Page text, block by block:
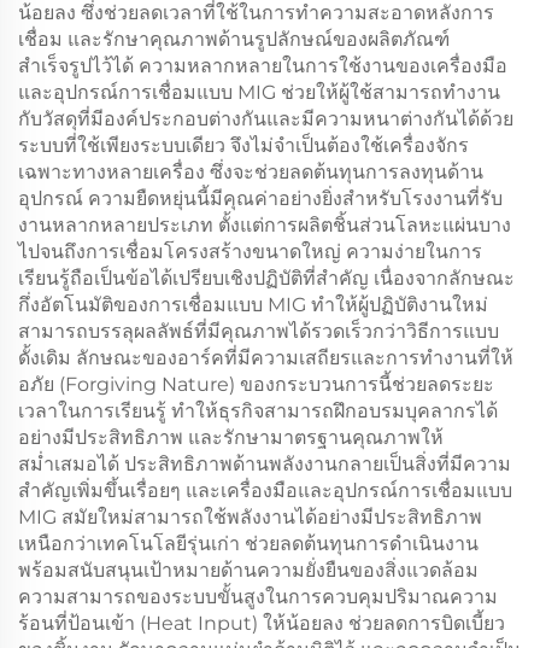
น้อยลง ซึ่งช่วยลดเวลาที่ใช้ในการทำความสะอาดหลังการ
เชื่อม และรักษาคุณภาพด้านรูปลักษณ์ของผลิตภัณฑ์
สำเร็จรูปไว้ได้ ความหลากหลายในการใช้งานของเครื่องมือ
และอุปกรณ์การเชื่อมแบบ MIG ช่วยให้ผู้ใช้สามารถทำงาน
กับวัสดุที่มีองค์ประกอบต่างกันและมีความหนาต่างกันได้ด้วย
ระบบที่ใช้เพียงระบบเดียว จึงไม่จำเป็นต้องใช้เครื่องจักร
เฉพาะทางหลายเครื่อง ซึ่งจะช่วยลดต้นทุนการลงทุนด้าน
อุปกรณ์ ความยืดหยุ่นนี้มีคุณค่าอย่างยิ่งสำหรับโรงงานที่รับ
งานหลากหลายประเภท ตั้งแต่การผลิตชิ้นส่วนโลหะแผ่นบาง
ไปจนถึงการเชื่อมโครงสร้างขนาดใหญ่ ความง่ายในการ
เรียนรู้ถือเป็นข้อได้เปรียบเชิงปฏิบัติที่สำคัญ เนื่องจากลักษณะ
กึ่งอัตโนมัติของการเชื่อมแบบ MIG ทำให้ผู้ปฏิบัติงานใหม่
สามารถบรรลุผลลัพธ์ที่มีคุณภาพได้รวดเร็วกว่าวิธีการแบบ
ดั้งเดิม ลักษณะของอาร์คที่มีความเสถียรและการทำงานที่ให้
อภัย (Forgiving Nature) ของกระบวนการนี้ช่วยลดระยะ
เวลาในการเรียนรู้ ทำให้ธุรกิจสามารถฝึกอบรมบุคลากรได้
อย่างมีประสิทธิภาพ และรักษามาตรฐานคุณภาพให้
สม่ำเสมอได้ ประสิทธิภาพด้านพลังงานกลายเป็นสิ่งที่มีความ
สำคัญเพิ่มขึ้นเรื่อยๆ และเครื่องมือและอุปกรณ์การเชื่อมแบบ
MIG สมัยใหม่สามารถใช้พลังงานได้อย่างมีประสิทธิภาพ
เหนือกว่าเทคโนโลยีรุ่นเก่า ช่วยลดต้นทุนการดำเนินงาน
พร้อมสนับสนุนเป้าหมายด้านความยั่งยืนของสิ่งแวดล้อม
ความสามารถของระบบขั้นสูงในการควบคุมปริมาณความ
ร้อนที่ป้อนเข้า (Heat Input) ให้น้อยลง ช่วยลดการบิดเบี้ยว